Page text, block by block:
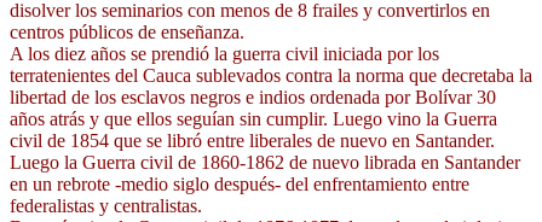
disolver los seminarios con menos de 8 frailes y convertirlos en
centros públicos de enseñanza.
A los diez años se prendió la guerra civil iniciada por los
terratenientes del Cauca sublevados contra la norma que decretaba la
libertad de los esclavos negros e indios ordenada por Bolívar 30
años atrás y que ellos seguían sin cumplir. Luego vino la Guerra
civil de 1854 que se libró entre liberales de nuevo en Santander.
Luego la Guerra civil de 1860-1862 de nuevo librada en Santander
en un rebrote -medio siglo después- del enfrentamiento entre
federalistas y centralistas.